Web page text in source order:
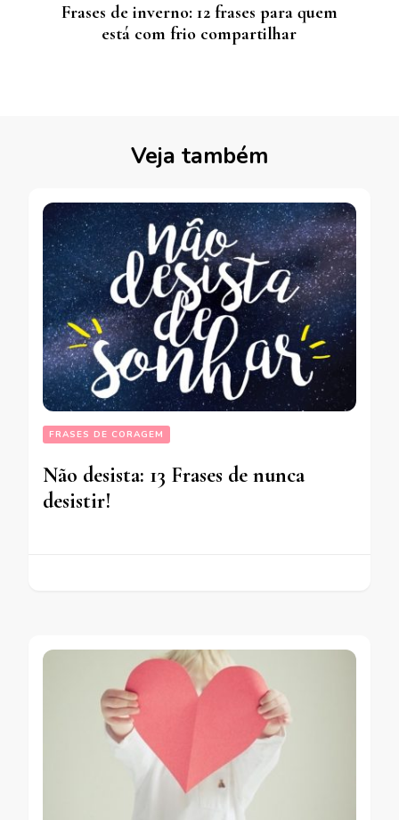
Frases de inverno: 12 frases para quem
está com frio compartilhar
Veja também
FRASES DE CORAGEM
Não desista: 13 Frases de nunca
desistir!